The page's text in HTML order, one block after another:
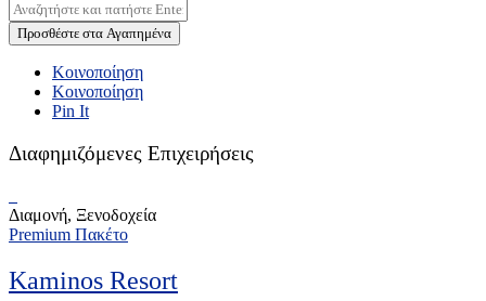
Προσθέστε στα Αγαπημένα
Κοινοποίηση
Κοινοποίηση
Pin It
Διαφημιζόμενες Επιχειρήσεις
Διαμονή, Ξενοδοχεία
Premium Πακέτο
Kaminos Resort